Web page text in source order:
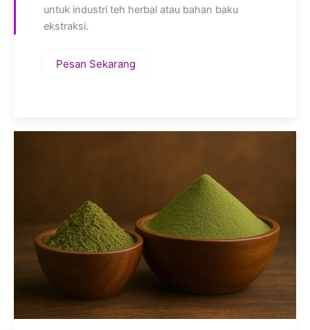
untuk industri teh herbal atau bahan baku
ekstraksi.
Pesan Sekarang